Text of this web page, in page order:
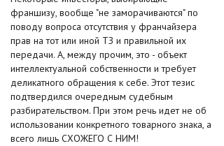
франшизу, вообще "не заморачиваются" по
поводу вопроса отсутствия у франчайзера
прав на тот или иной ТЗ и правильной их
передачи. А, между прочим, это - объект
интеллектуальной собственности и требует
деликатного обращения к себе. Этот тезис
подтвердился очередным судебным
разбирательством. При этом речь идет не об
использовании конкретного товарного знака, а
всего лишь СХОЖЕГО С НИМ!